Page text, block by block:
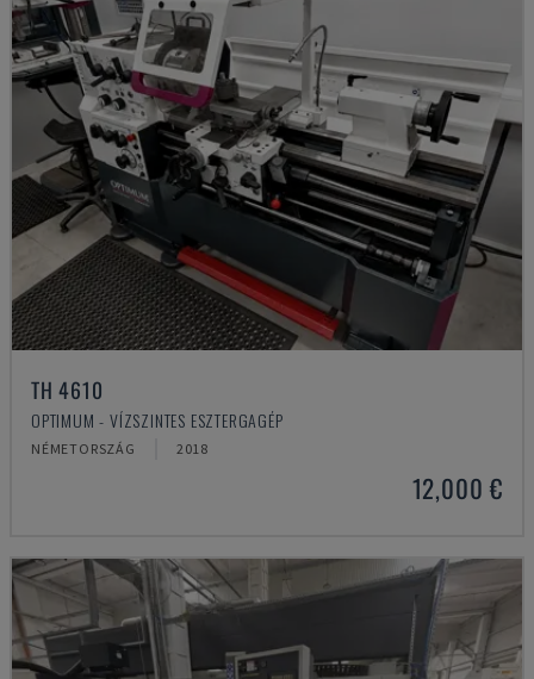
TH 4610
OPTIMUM - VÍZSZINTES ESZTERGAGÉP
NÉMETORSZÁG 2018
12,000 €